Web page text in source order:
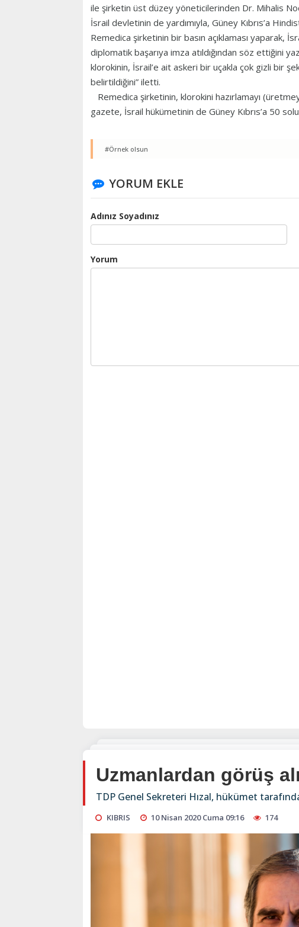
ile şirketin üst düzey yöneticilerinden Dr. Mihalis
İsrail devletinin de yardımıyla, Güney Kıbrıs’a
Remedica şirketinin bir basın açıklaması yaparak,
diplomatik başarıya imza atıldığından söz ettiğini
klorokinin, İsrail’e ait askeri bir uçakla çok gizli bir
belirtildiğini” iletti.
Remedica şirketinin, klorokini hazırlamayı
gazete, İsrail hükümetinin de Güney Kıbrıs’a 50
#Örnek olsun
YORUM EKLE
Adınız Soyadınız
Yorum
Uzmanlardan görüş
TDP Genel Sekreteri Hızal, hükümet
KIBRIS 10 Nisan 2020 Cuma 09:16 174